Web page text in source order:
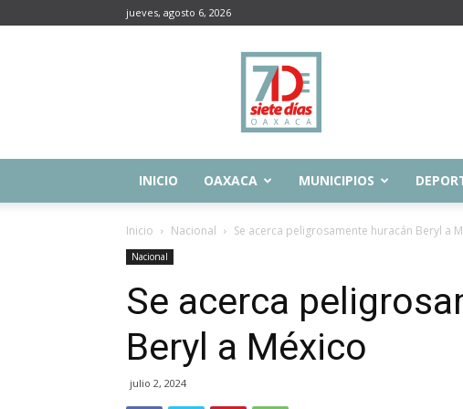
jueves, agosto 6, 2026
Siete
Días
Oaxaca
INICIO OAXACA MUNICIPIOS
Inicio Nacional Se acerca peligrosamente huracán Beryl a
Nacional
Se acerca
Beryl a México
julio 2, 2024